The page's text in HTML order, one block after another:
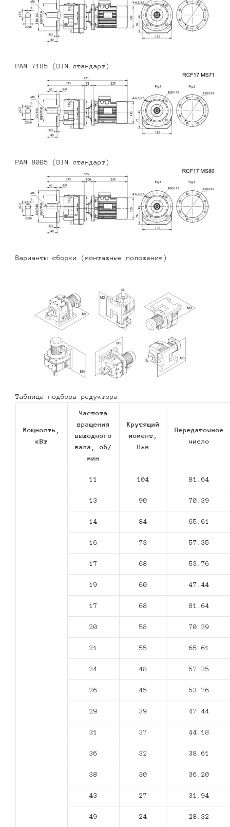
PAM 71B5 (DIN стандарт)
PAM 80B5 (DIN стандарт)
Варианты сборки (монтажные положения)
Таблица подбора редуктора
Мощность,
кВт
Частота
вращения
выходного
вала, об/
мин
Крутящий
момент,
Н*м
Передаточное
число
11 104 81.64
13 90 70.39
14 84 65.61
16 73 57.35
17 68 53.76
19 60 47.44
17 68 81.64
20 58 70.39
21 55 65.61
24 48 57.35
26 45 53.76
29 39 47.44
31 37 44.18
36 32 38.61
38 30 36.20
43 27 31.94
49 24 28.32